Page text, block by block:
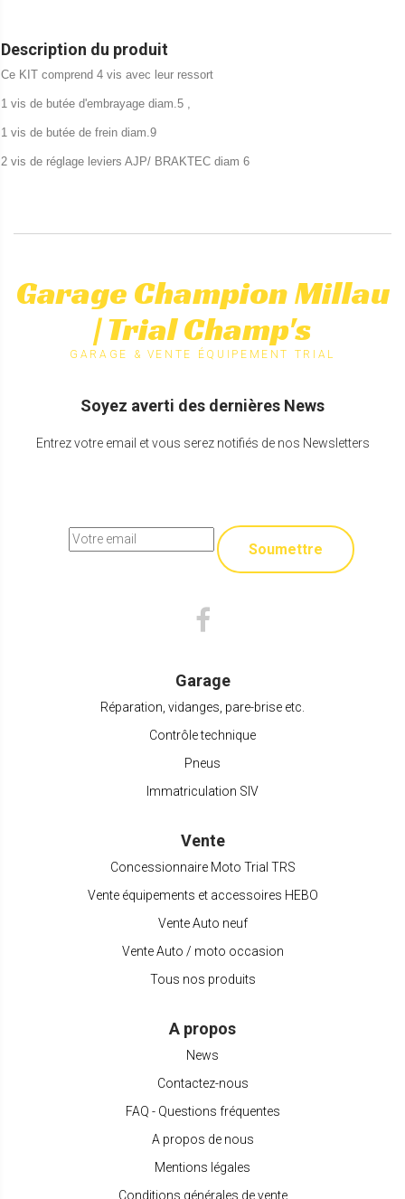
Description du produit
Ce KIT comprend 4 vis avec leur ressort
1 vis de butée d'embrayage diam.5 ,
1 vis de butée de frein diam.9
2 vis de réglage leviers AJP/ BRAKTEC diam 6
Garage Champion Millau
| Trial Champ's
GARAGE & VENTE ÉQUIPEMENT TRIAL
Soyez averti des dernières News
Entrez votre email et vous serez notifiés de nos Newsletters
Soumettre
Garage
Réparation, vidanges, pare-brise etc.
Contrôle technique
Pneus
Immatriculation SIV
Vente
Concessionnaire Moto Trial TRS
Vente équipements et accessoires HEBO
Vente Auto neuf
Vente Auto / moto occasion
Tous nos produits
A propos
News
Contactez-nous
FAQ - Questions fréquentes
A propos de nous
Mentions légales
Conditions générales de vente